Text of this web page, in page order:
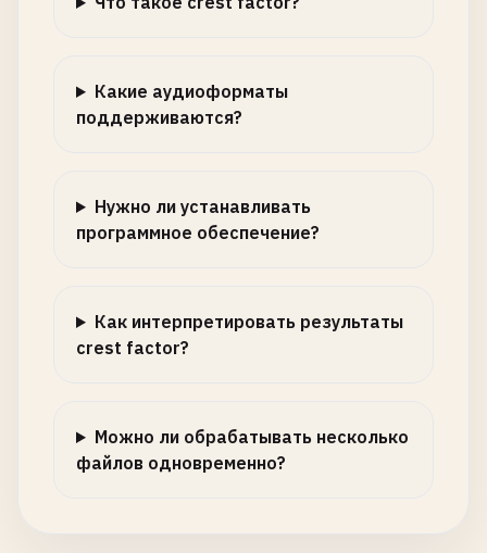
Какие аудиоформаты
поддерживаются?
Нужно ли устанавливать
программное обеспечение?
Как интерпретировать результаты
crest factor?
Можно ли обрабатывать несколько
файлов одновременно?